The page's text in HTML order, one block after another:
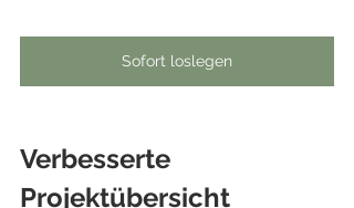
Sofort loslegen
Verbesserte
Projektübersicht